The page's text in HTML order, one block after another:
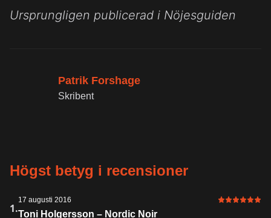
Ursprungligen publicerad i Nöjesguiden
Patrik Forshage
Skribent
Högst betyg i recensioner
1.
17 augusti 2016 6 av 6 i
Toni Holgersson – Nordic Noir